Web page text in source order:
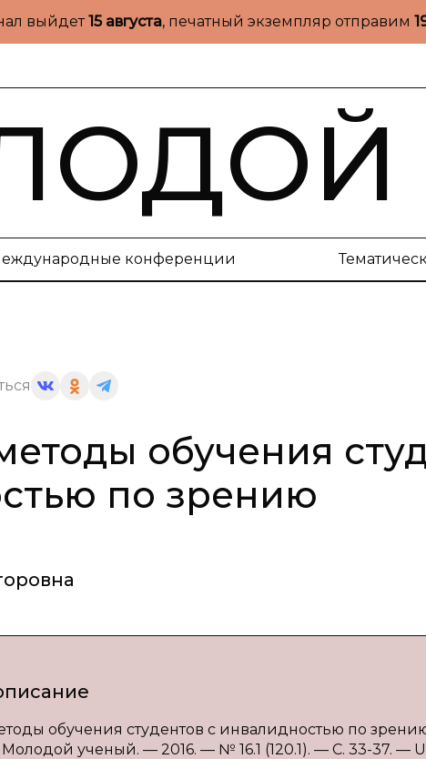
выйдет15 августа, печатный экземпляр отправим
конференции
обучения
по зрению
обучения студентов с инвалидностью по
ученый. — 2016. — № 16.1 (120.1). — С. 33-37. —